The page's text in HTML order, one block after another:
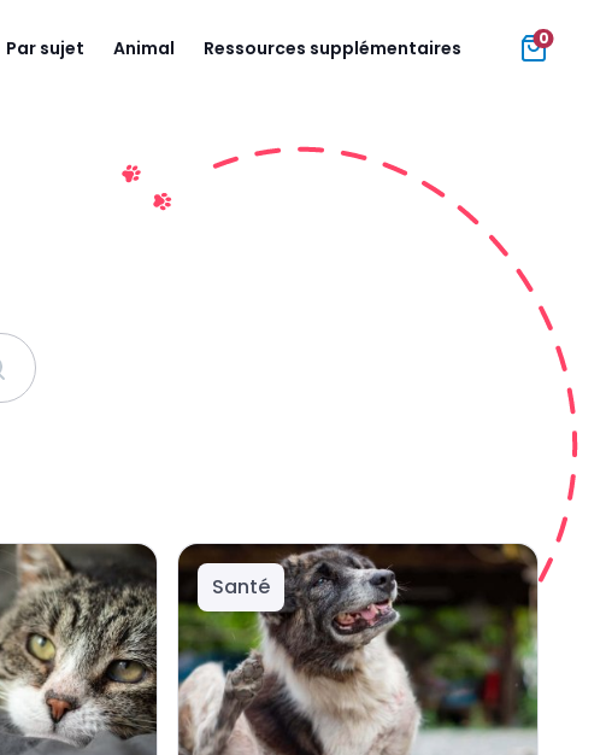
Par sujet Animal Ressources supplémentaires 0
Santé